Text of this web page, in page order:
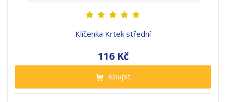
Klíčenka Krtek střední
116 Kč
Koupit